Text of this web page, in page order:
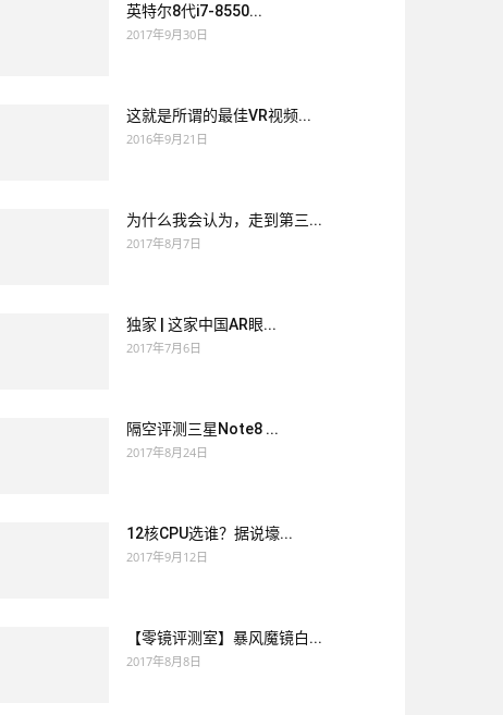
英特尔8代i7-8550...
2017年9月30日
这就是所谓的最佳VR视频...
2016年9月21日
为什么我会认为，走到第三...
2017年8月7日
独家 | 这家中国AR眼...
2017年7月6日
隔空评测三星Note8 ...
2017年8月24日
12核CPU选谁？据说壕...
2017年9月12日
【零镜评测室】暴风魔镜白...
2017年8月8日